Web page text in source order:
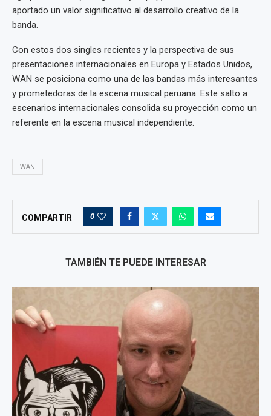
aportado un valor significativo al desarrollo creativo de la
banda.
Con estos dos singles recientes y la perspectiva de sus
presentaciones internacionales en Europa y Estados Unidos,
WAN se posiciona como una de las bandas más interesantes
y prometedoras de la escena musical peruana. Este salto a
escenarios internacionales consolida su proyección como un
referente en la escena musical independiente.
WAN
COMPARTIR 0
TAMBIÉN TE PUEDE INTERESAR